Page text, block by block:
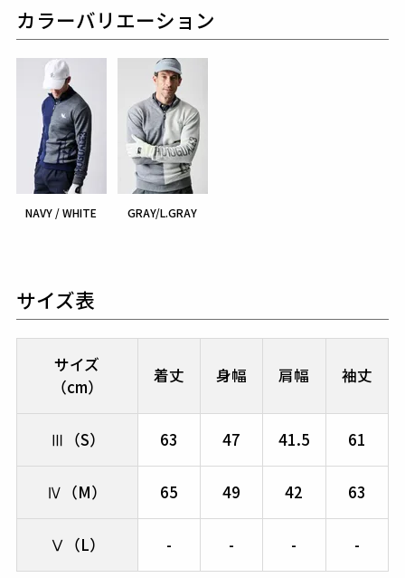
カラーバリエーション
NAVY / WHITE GRAY/L.GRAY
サイズ表
サイズ
（cm）
着丈 身幅 肩幅 袖丈
Ⅲ（S） 63 47 41.5 61
Ⅳ（M） 65 49 42 63
Ⅴ（L） - - - -